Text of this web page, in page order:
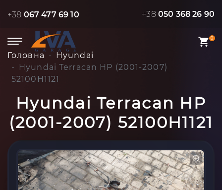
+38 067 477 69 10 +38 050 368 26 90
0
Головна
Hyundai
Hyundai Terracan HP (2001-2007)
52100H1121
Hyundai Terracan HP
(2001-2007) 52100H1121